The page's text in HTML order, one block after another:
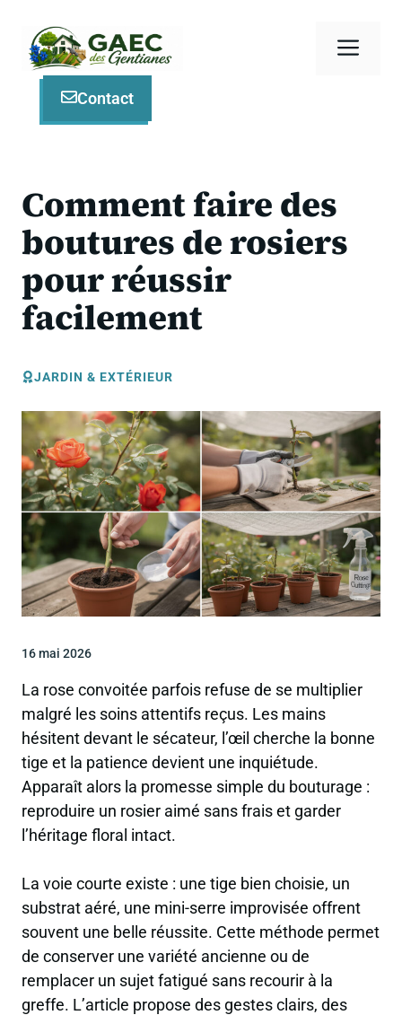
contenu
Contact
Comment faire des
boutures de rosiers
pour réussir
facilement
JARDIN & EXTÉRIEUR
16 mai 2026
La rose convoitée parfois refuse de se multiplier
malgré les soins attentifs reçus. Les mains
hésitent devant le sécateur, l’œil cherche la bonne
tige et la patience devient une inquiétude.
Apparaît alors la promesse simple du bouturage :
reproduire un rosier aimé sans frais et garder
l’héritage floral intact.
La voie courte existe : une tige bien choisie, un
substrat aéré, une mini-serre improvisée offrent
souvent une belle réussite. Cette méthode permet
de conserver une variété ancienne ou de
remplacer un sujet fatigué sans recourir à la
greffe. L’article propose des gestes clairs, des